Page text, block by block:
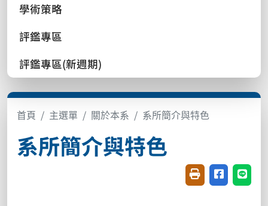
學術策略
評鑑專區
評鑑專區(新週期)
首頁 主選單 關於本系 系所簡介與特色
系所簡介與特色
友善列印(開新視
分享至臉書
分享